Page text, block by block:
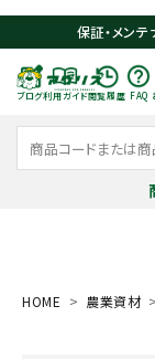
保証・メン
ブログ利用ガイド閲覧履歴 FAQ
HOME 農業資材